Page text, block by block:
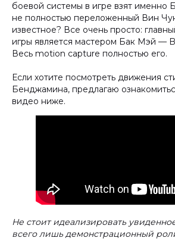
боевой системы в игре взят именно
не полностью переложенный Вин
известное? Все очень просто:
игры является мастером Бак Мэй —
Весь motion capture полностью его.
Если хотите посмотреть движения
Бенджамина, предлагаю
видео ниже.
Не стоит идеализировать
всего лишь демонстрационный